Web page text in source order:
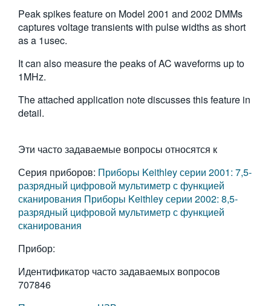
한국어
繁體中文
Peak spikes feature on Model 2001 and 2002 DMMs
captures voltage transients with pulse widths as short
as a 1usec.
It can also measure the peaks of AC waveforms up to
1MHz.
The attached application note discusses this feature in
detail.
Эти часто задаваемые вопросы относятся к
Серия приборов: Приборы Keithley серии 2001: 7,5-
разрядный цифровой мультиметр с функцией
сканирования Приборы Keithley серии 2002: 8,5-
разрядный цифровой мультиметр с функцией
сканирования
Прибор:
Идентификатор часто задаваемых вопросов
707846